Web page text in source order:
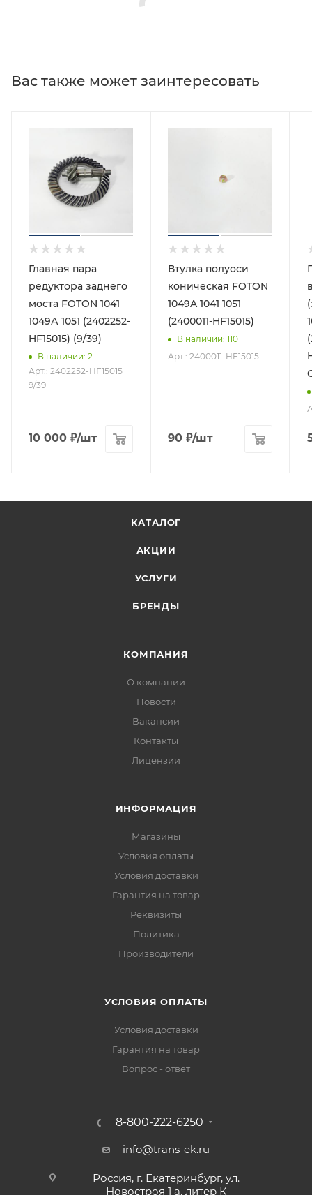
Вас также может заинтересовать
Главная пара
редуктора заднего
моста FOTON 1041
1049А 1051 (2402252-
HF15015) (9/39)
В наличии: 2
Арт.: 2402252-HF15015
9/39
10 000 ₽/шт
Втулка полуоси
коническая FOTON
1049A 1041 1051
(2400011-HF15015)
В наличии: 110
Арт.: 2400011-HF15015
90 ₽/шт
КАТАЛОГ
АКЦИИ
УСЛУГИ
БРЕНДЫ
КОМПАНИЯ
О компании
Новости
Вакансии
Контакты
Лицензии
ИНФОРМАЦИЯ
Магазины
Условия оплаты
Условия доставки
Гарантия на товар
Реквизиты
Политика
Производители
УСЛОВИЯ ОПЛАТЫ
Условия доставки
Гарантия на товар
Вопрос - ответ
8-800-222-6250
info@trans-ek.ru
Россия, г. Екатеринбург, ул.
Новостроя 1 а, литер К